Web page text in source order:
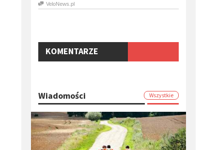
VeloNews.pl
KOMENTARZE
Wiadomości Wszystkie